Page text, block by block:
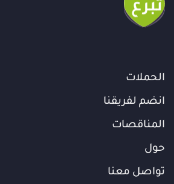
الحملات
انضم لفريقنا
المناقصات
حول
تواصل معنا